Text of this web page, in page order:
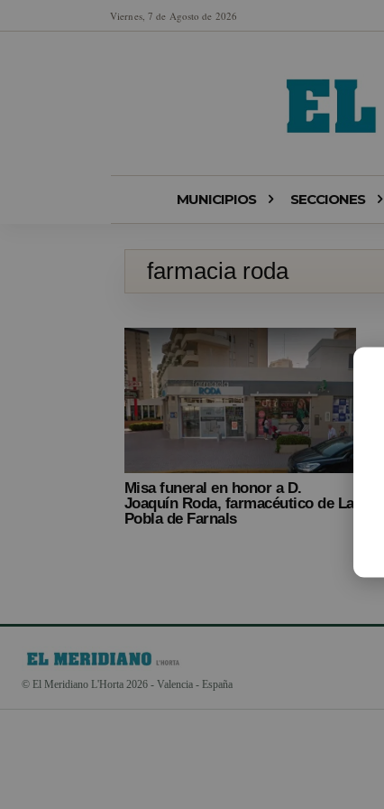
Viernes, 7 de Agosto de 2026
MUNICIPIOS SECCIONES
farmacia roda
Misa funeral en honor a D.
Joaquín Roda, farmacéutico de La
Pobla de Farnals
© El Meridiano L'Horta 2026 - Valencia - España